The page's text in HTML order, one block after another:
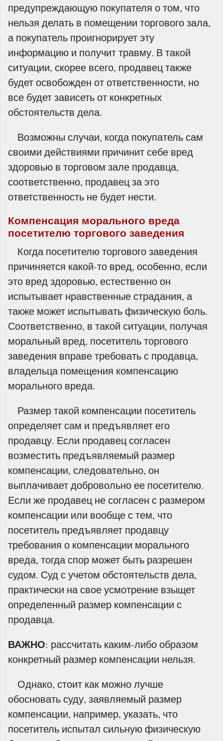
предупреждающую покупателя о том, что
нельзя делать в помещении торгового зала,
а покупатель проигнорирует эту
информацию и получит травму. В такой
ситуации, скорее всего, продавец также
будет освобожден от ответственности, но
все будет зависеть от конкретных
обстоятельств дела.
Возможны случаи, когда покупатель сам
своими действиями причинит себе вред
здоровью в торговом зале продавца,
соответственно, продавец за это
ответственность не будет нести.
Компенсация морального вреда
посетителю торгового заведения
Когда посетителю торгового заведения
причиняется какой-то вред, особенно, если
это вред здоровью, естественно он
испытывает нравственные страдания, а
также может испытывать физическую боль.
Соответственно, в такой ситуации, получая
моральный вред, посетитель торгового
заведения вправе требовать с продавца,
владельца помещения компенсацию
морального вреда.
Размер такой компенсации посетитель
определяет сам и предъявляет его
продавцу. Если продавец согласен
возместить предъявляемый размер
компенсации, следовательно, он
выплачивает добровольно ее посетителю.
Если же продавец не согласен с размером
компенсации или вообще с тем, что
посетитель предъявляет продавцу
требования о компенсации морального
вреда, тогда спор может быть разрешен
судом. Суд с учетом обстоятельств дела,
практически на свое усмотрение взыщет
определенный размер компенсации с
продавца.
ВАЖНО: рассчитать каким-либо образом
конкретный размер компенсации нельзя.
Однако, стоит как можно лучше
обосновать суду, заявляемый размер
компенсации, например, указать, что
посетитель испытал сильную физическую